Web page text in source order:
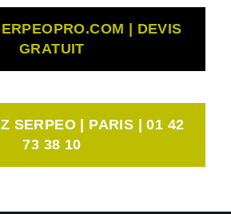
| DEVIS
GRATUIT
SERPEO | PARIS | 01 42
73 38 10